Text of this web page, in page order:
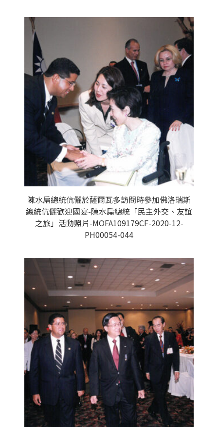
陳水扁總統伉儷於薩爾瓦多訪問時參加佛洛瑞斯
總統伉儷歡迎國宴-陳水扁總統「民主外交、友誼
之旅」活動照片-MOFA109179CF-2020-12-
PH00054-044